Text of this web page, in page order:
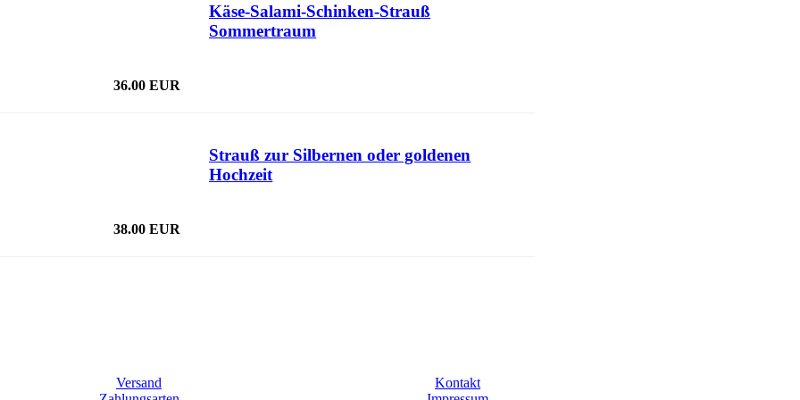
Käse-Salami-Schinken-Strauß
Sommertraum
36.00 EUR
Strauß zur Silbernen oder goldenen
Hochzeit
38.00 EUR
Versand
Kontakt